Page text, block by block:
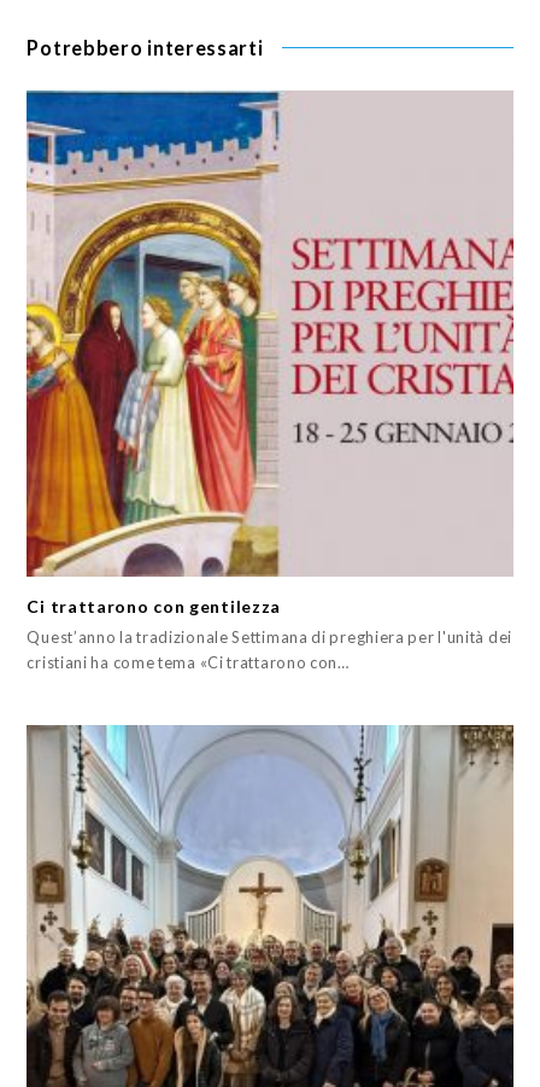
Potrebbero interessarti
Ci trattarono con gentilezza
Quest’anno la tradizionale Settimana di preghiera per l'unità dei
cristiani ha come tema «Ci trattarono con…